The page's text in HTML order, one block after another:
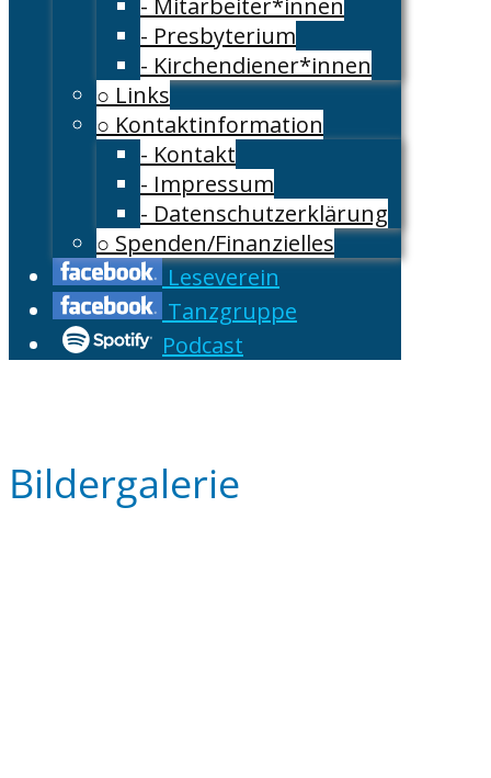
- Mitarbeiter*innen
- Presbyterium
- Kirchendiener*innen
○ Links
○ Kontaktinformation
- Kontakt
- Impressum
- Datenschutzerklärung
○ Spenden/Finanzielles
Leseverein
Tanzgruppe
Podcast
Bildergalerie